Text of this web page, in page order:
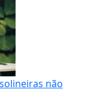
não